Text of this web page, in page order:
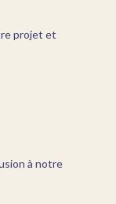
projet et
à notre